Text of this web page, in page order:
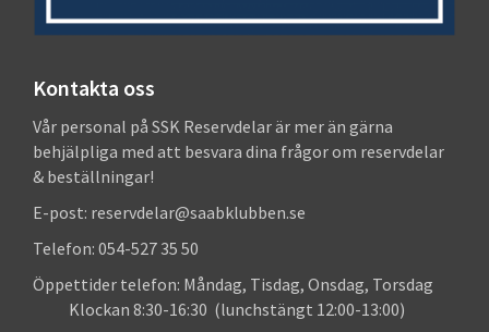
Kontakta oss
Vår personal på SSK Reservdelar är mer än gärna
behjälpliga med att besvara dina frågor om reservdelar
& beställningar!
E-post: reservdelar@saabklubben.se
Telefon: 054-527 35 50
Öppettider telefon: Måndag, Tisdag, Onsdag, Torsdag
Klockan 8:30-16:30 (lunchstängt 12:00-13:00)